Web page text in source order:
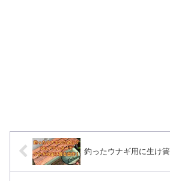
釣ったウナギ用に生け